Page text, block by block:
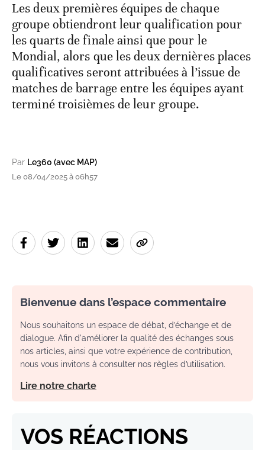
Les deux premières équipes de chaque
groupe obtiendront leur qualification pour
les quarts de finale ainsi que pour le
Mondial, alors que les deux dernières places
qualificatives seront attribuées à l’issue de
matches de barrage entre les équipes ayant
terminé troisièmes de leur groupe.
Par Le360 (avec MAP)
Le 08/04/2025 à 06h57
Bienvenue dans l’espace commentaire
Nous souhaitons un espace de débat, d’échange et de
dialogue. Afin d'améliorer la qualité des échanges sous
nos articles, ainsi que votre expérience de contribution,
nous vous invitons à consulter nos règles d’utilisation.
Lire notre charte
VOS RÉACTIONS